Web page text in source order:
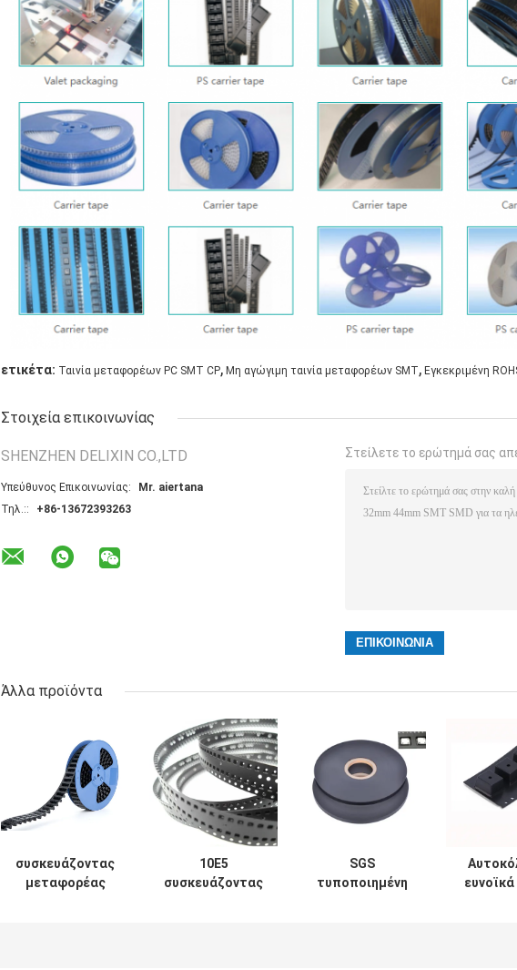
ετικέτα: Ταινία μεταφορέων PC SMT CP, Μη αγώγιμη ταινία μεταφορέων SMT, Εγκεκριμένη
Στοιχεία επικοινωνίας
SHENZHEN DELIXIN CO.,LTD
Υπεύθυνος Επικοινωνίας:
Mr. aiertana
Τηλ.::
+86-13672393263
Στείλετε το ερώτημά σας
Άλλα προϊόντα
συσκευάζοντας
μεταφορέας
10E5
συσκευάζοντας
SGS
τυποποιημένη
ευνοϊκά